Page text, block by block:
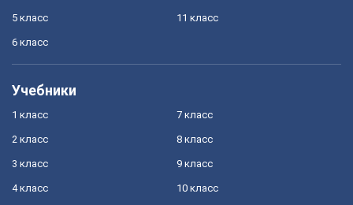
5 класс
6 класс
11 класс
Учебники
1 класс
2 класс
3 класс
4 класс
7 класс
8 класс
9 класс
10 класс